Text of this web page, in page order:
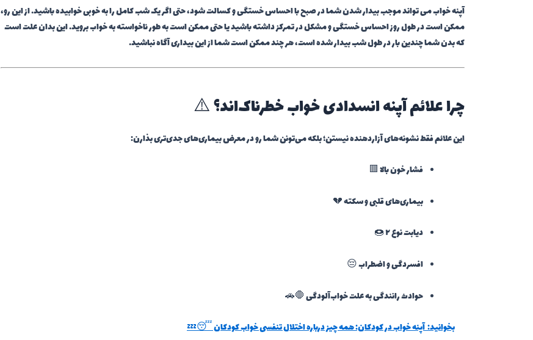
آپنه خواب می تواند موجب بیدار شدن شما در صبح با احساس خستگی و کسالت شود، حتی اگر یک شب کامل را به خوبی خوابیده باشید. از این رو،
ممکن است در طول روز احساس خستگی و مشکل در تمرکز داشته باشید یا حتی ممکن است به طور ناخواسته به خواب بروید. این بدان علت است
که بدن شما چندین بار در طول شب بیدار شده است، هر چند ممکن است شما از این بیداری آگاه نباشید.
چرا علائم آپنه انسدادی خواب خطرناک‌اند؟ ⚠️
این علائم فقط نشونه‌های آزاردهنده نیستن؛ بلکه می‌تونن شما رو در معرض بیماری‌های جدی‌تری بذارن:
فشار خون بالا 🟥
بیماری‌های قلبی و سکته 💔
دیابت نوع ۲ 🍩
افسردگی و اضطراب 😔
حوادث رانندگی به علت خواب‌آلودگی 🛑🚗
بخوانید:آپنه خواب در کودکان: همه چیز درباره اختلال تنفسی خواب کودکان 😴💤